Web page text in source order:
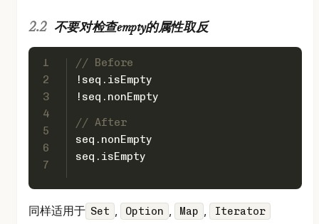
不要对检查empty的属性取反
1
2
3
4
5
6
7
// Before
!seq.isEmpty
!seq.nonEmpty
// After
seq.nonEmpty
seq.isEmpty
同样适用于 Set , Option , Map , Iterator